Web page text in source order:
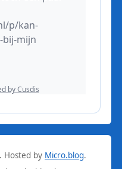
. Hosted by Micro.blog.